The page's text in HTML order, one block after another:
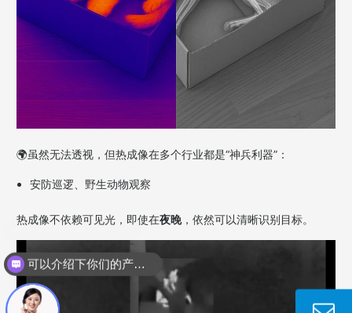
🌍虽然无法透视，但热成像在多个行业都是“神兵利器”：
安防巡逻、野生动物观察
热成像不依赖可见光，即使在夜晚，依然可以清晰识别目标。
可以介绍下你们的产品么？